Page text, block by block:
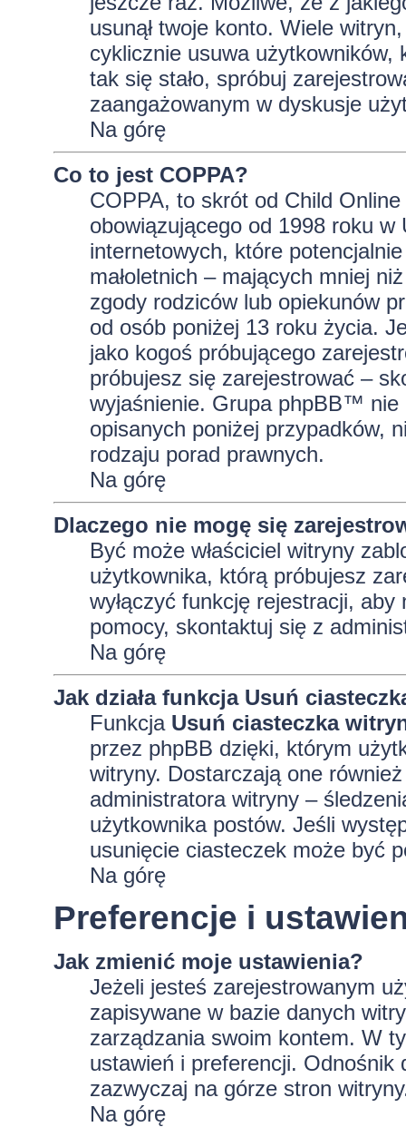
usunął twoje konto. Wiele
cyklicznie usuwa użytkowników,
tak się stało, spróbuj
zaangażowanym w dyskusje
Na górę
Co to jest COPPA?
COPPA, to skrót od Child
obowiązującego od 1998 roku w
internetowych, które
małoletnich – mających mniej
zgody rodziców lub opiekunów
od osób poniżej 13 roku życia.
jako kogoś próbującego
próbujesz się zarejestrować –
wyjaśnienie. Grupa phpBB™ nie
opisanych poniżej przypadków,
rodzaju porad prawnych.
Na górę
Dlaczego nie mogę się
Być może właściciel witryny
użytkownika, którą próbujesz
wyłączyć funkcję rejestracji,
pomocy, skontaktuj się z
Na górę
Jak działa funkcja Usuń
Funkcja Usuń ciasteczka
przez phpBB dzięki, którym
witryny. Dostarczają one
administratora witryny –
użytkownika postów. Jeśli
usunięcie ciasteczek może być
Na górę
Preferencje i
Jak zmienić moje ustawienia?
Jeżeli jesteś zarejestrowanym
zapisywane w bazie danych
zarządzania swoim kontem. W
ustawień i preferencji.
zazwyczaj na górze stron
Na górę